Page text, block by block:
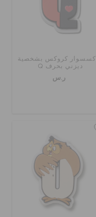
إكسسوار كروكس بشخصية
ديزني بحرف Q
ر.س